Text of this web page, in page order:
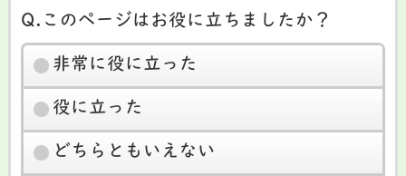
Q.このページはお役に立ちましたか？
非常に役に立った
役に立った
どちらともいえない